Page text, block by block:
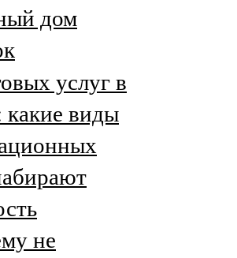
дом
услуг в
какие виды
не